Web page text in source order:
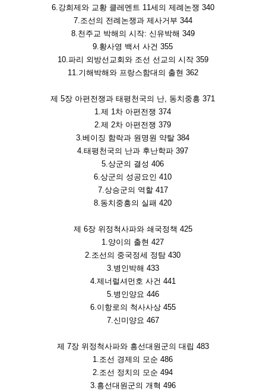
6.강희제와 교황 클레멘트 11세의 제례논쟁 340
7.조선의 전례논쟁과 제사거부 344
8.천주교 박해의 시작: 신유박해 349
9.황사영 백서 사건 355
10.파리 외방선교회와 조선 선교의 시작 359
11.기해박해와 프랑스함대의 출현 362
제 5장 아편전쟁과 태평천국의 난, 동치중흥 371
1.제 1차 아편전쟁 374
2.제 2차 아편전쟁 379
3.베이징 함락과 원명원 약탈 384
4.태평천국의 난과 후난학파 397
5.상군의 결성 406
6.상군의 성공요인 410
7.상승군의 역할 417
8.동치중흥의 실패 420
제 6장 위정척사파와 쇄국정책 425
1.양이의 출현 427
2.조선의 중국정세 정탐 430
3.병인박해 433
4.제너럴셔먼호 사건 441
5.병인양요 446
6.이항로의 척사사상 455
7.신미양요 467
제 7장 위정척사파와 흥선대원군의 대립 483
1.조선 경제의 모순 486
2.조선 정치의 모순 494
3.흥선대원군의 개혁 496